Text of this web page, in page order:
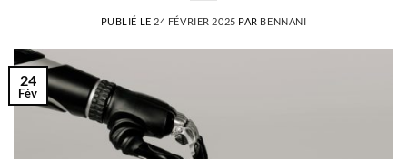
PUBLIÉ LE 24 FÉVRIER 2025 PAR BENNANI
24
Fév